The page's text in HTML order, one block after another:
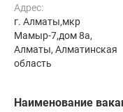
Адрес:
г. Алматы,мкр
Мамыр-7,дом 8а,
Алматы, Алматинская
область
Наименование